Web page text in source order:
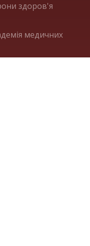
здоров'я
медичних